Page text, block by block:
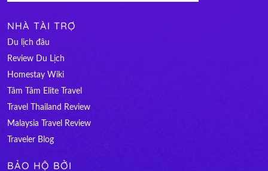
NHÀ TÀI TRỢ
Du lịch đâu
Review Du Lịch
Homestay Wiki
Tâm Tâm Elite Travel
Travel Thailand Review
Malaysia Travel Review
Traveler Blog
BẢO HỘ BỞI